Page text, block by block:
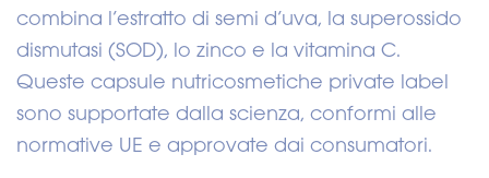
combina l’estratto di semi d’uva, la superossido
dismutasi (SOD), lo zinco e la vitamina C.
Queste capsule nutricosmetiche private label
sono supportate dalla scienza, conformi alle
normative UE e approvate dai consumatori.